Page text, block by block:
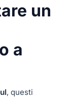
un
a
, questi